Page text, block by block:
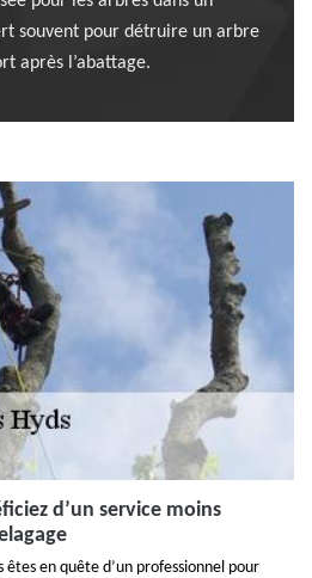
souvent pour détruire un arbre
après l’abattage.
d’un service moins
êtes en quête d’un professionnel pour